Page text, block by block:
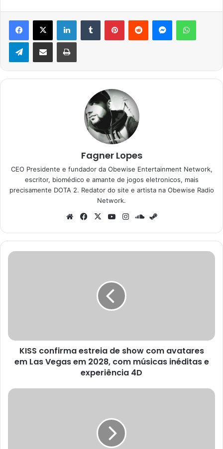
Facebook
X LinkedinTumblr PinterestReddit Messenger
TelegramCompartilhar via e-mail Imprimir
Fagner Lopes
CEO Presidente e fundador da Obewise Entertainment Network,
escritor, biomédico e amante de jogos eletronicos, mais
precisamente DOTA 2. Redator do site e artista na Obewise Radio
Network.
WebsiteFacebook
X YouTubeInstagramSoundCloud
KISS
Las
Vegas
em
músicas
KISS confirma estreia de show com avatares
em Las Vegas em 2028, com músicas inéditas e
experiência 4D
Cientistas